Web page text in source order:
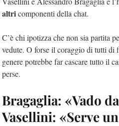
altricomponenti della chat.
C’è chi ipotizza che non sia partita
vedute. O forse il coraggio di tutti di
genere potrebbe far cascare tutto il
perse.
Bragaglia: «Vado
Vasellini: «Serve